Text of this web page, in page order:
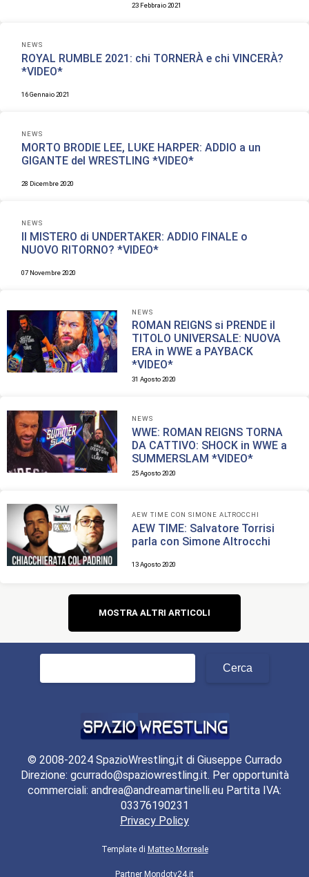
23 Febbraio 2021
NEWS
ROYAL RUMBLE 2021: chi TORNERÀ e chi VINCERÀ?
*VIDEO*
16 Gennaio 2021
NEWS
MORTO BRODIE LEE, LUKE HARPER: ADDIO a un
GIGANTE del WRESTLING *VIDEO*
28 Dicembre 2020
NEWS
Il MISTERO di UNDERTAKER: ADDIO FINALE o
NUOVO RITORNO? *VIDEO*
07 Novembre 2020
NEWS
ROMAN REIGNS si PRENDE il
TITOLO UNIVERSALE: NUOVA
ERA in WWE a PAYBACK
*VIDEO*
31 Agosto 2020
NEWS
WWE: ROMAN REIGNS TORNA
DA CATTIVO: SHOCK in WWE a
SUMMERSLAM *VIDEO*
25 Agosto 2020
AEW TIME CON SIMONE ALTROCCHI
AEW TIME: Salvatore Torrisi
parla con Simone Altrocchi
13 Agosto 2020
Navigazione
articoli
MOSTRA ALTRI ARTICOLI
© 2008-2024 SpazioWrestling,it di Giuseppe Currado
Direzione: gcurrado@spaziowrestling.it. Per opportunità
commerciali: andrea@andreamartinelli.eu Partita IVA:
03376190231
Privacy Policy
Template di Matteo Morreale
Partner Mondotv24.it